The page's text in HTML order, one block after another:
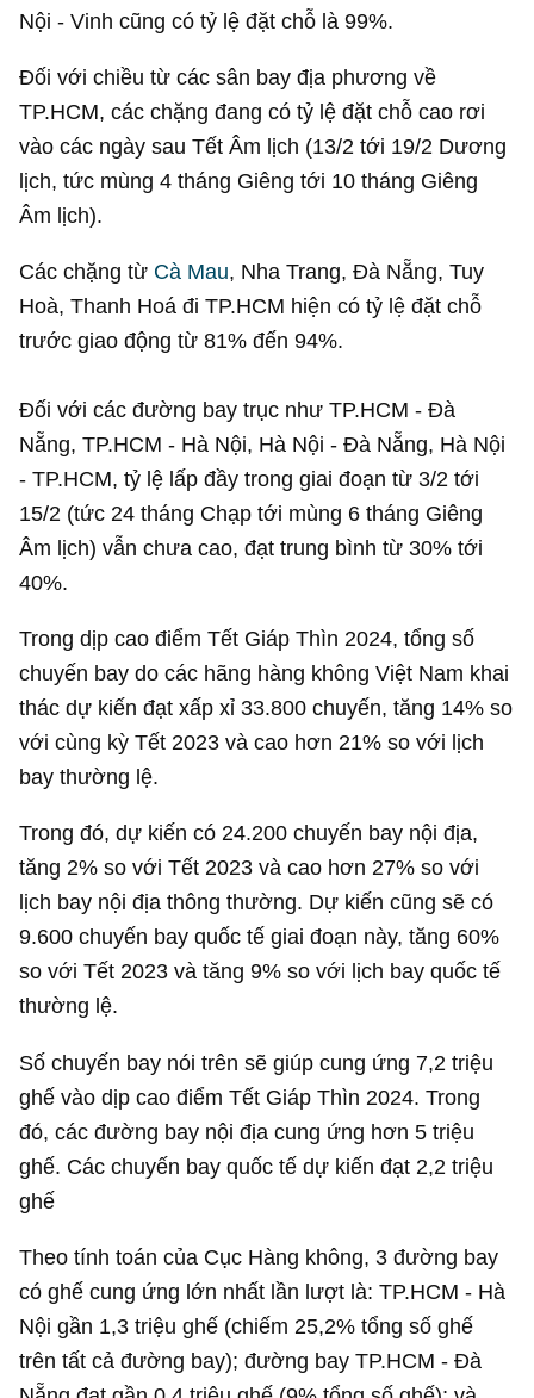
Nội - Vinh cũng có tỷ lệ đặt chỗ là 99%.
Đối với chiều từ các sân bay địa phương về
TP.HCM, các chặng đang có tỷ lệ đặt chỗ cao rơi
vào các ngày sau Tết Âm lịch (13/2 tới 19/2 Dương
lịch, tức mùng 4 tháng Giêng tới 10 tháng Giêng
Âm lịch).
Các chặng từ Cà Mau, Nha Trang, Đà Nẵng, Tuy
Hoà, Thanh Hoá đi TP.HCM hiện có tỷ lệ đặt chỗ
trước giao động từ 81% đến 94%.
Đối với các đường bay trục như TP.HCM - Đà
Nẵng, TP.HCM - Hà Nội, Hà Nội - Đà Nẵng, Hà Nội
- TP.HCM, tỷ lệ lấp đầy trong giai đoạn từ 3/2 tới
15/2 (tức 24 tháng Chạp tới mùng 6 tháng Giêng
Âm lịch) vẫn chưa cao, đạt trung bình từ 30% tới
40%.
Trong dịp cao điểm Tết Giáp Thìn 2024, tổng số
chuyến bay do các hãng hàng không Việt Nam khai
thác dự kiến đạt xấp xỉ 33.800 chuyến, tăng 14% so
với cùng kỳ Tết 2023 và cao hơn 21% so với lịch
bay thường lệ.
Trong đó, dự kiến có 24.200 chuyến bay nội địa,
tăng 2% so với Tết 2023 và cao hơn 27% so với
lịch bay nội địa thông thường. Dự kiến cũng sẽ có
9.600 chuyến bay quốc tế giai đoạn này, tăng 60%
so với Tết 2023 và tăng 9% so với lịch bay quốc tế
thường lệ.
Số chuyến bay nói trên sẽ giúp cung ứng 7,2 triệu
ghế vào dịp cao điểm Tết Giáp Thìn 2024. Trong
đó, các đường bay nội địa cung ứng hơn 5 triệu
ghế. Các chuyến bay quốc tế dự kiến đạt 2,2 triệu
ghế
Theo tính toán của Cục Hàng không, 3 đường bay
có ghế cung ứng lớn nhất lần lượt là: TP.HCM - Hà
Nội gần 1,3 triệu ghế (chiếm 25,2% tổng số ghế
trên tất cả đường bay); đường bay TP.HCM - Đà